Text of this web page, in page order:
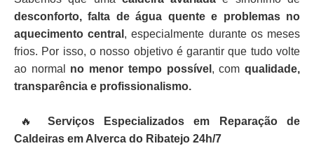
desconforto, falta de água quente e problemas no
aquecimento central , especialmente durante os meses
frios. Por isso, o nosso objetivo é garantir que tudo volte
ao normal no menor tempo possível , comqualidade,
transparência e profissionalismo.
🔥
Serviços Especializados em Reparação de
Caldeiras em Alverca do Ribatejo 24h/7